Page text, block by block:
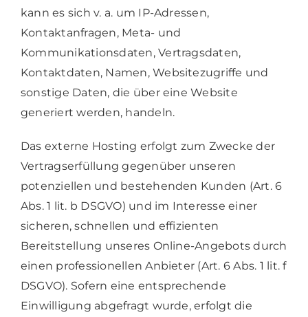
kann es sich v. a. um IP-Adressen,
Kontaktanfragen, Meta- und
Kommunikationsdaten, Vertragsdaten,
Kontaktdaten, Namen, Websitezugriffe und
sonstige Daten, die über eine Website
generiert werden, handeln.
Das externe Hosting erfolgt zum Zwecke der
Vertragserfüllung gegenüber unseren
potenziellen und bestehenden Kunden (Art. 6
Abs. 1 lit. b DSGVO) und im Interesse einer
sicheren, schnellen und effizienten
Bereitstellung unseres Online-Angebots durch
einen professionellen Anbieter (Art. 6 Abs. 1 lit. f
DSGVO). Sofern eine entsprechende
Einwilligung abgefragt wurde, erfolgt die